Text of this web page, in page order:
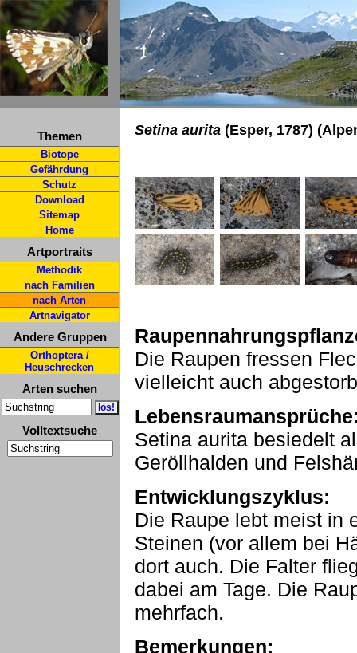
Themen
Biotope
Gefährdung
Schutz
Download
Sitemap
Home
Artportraits
Methodik
nach Familien
nach Arten
Artnavigator
Andere Gruppen
Orthoptera /
Heuschrecken
Arten suchen
Volltextsuche
Setina aurita (Esper, 1787)
Die Raupen fressen
vielleicht auch
Setina aurita besiedelt
Geröllhalden und
Entwicklungszyklus:
Die Raupe lebt meist in
Steinen (vor allem bei
dort auch. Die Falter
dabei am Tage. Die
mehrfach.
Bemerkungen: